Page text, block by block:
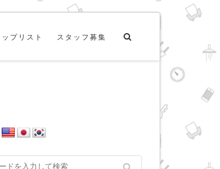
プリスト スタッフ募集